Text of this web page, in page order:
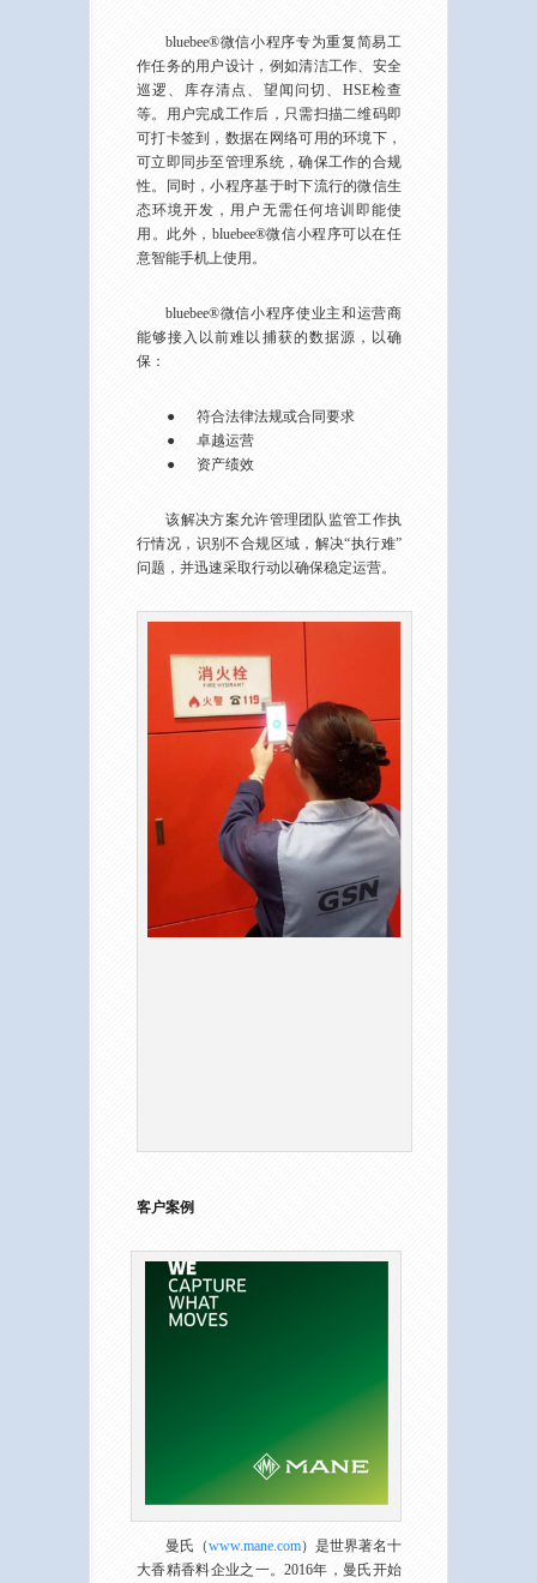
bluebee®微信小程序专为重复简易工
作任务的用户设计，例如清洁工作、安全
巡逻、库存清点、望闻问切、HSE检查
等。用户完成工作后，只需扫描二维码即
可打卡签到，数据在网络可用的环境下，
可立即同步至管理系统，确保工作的合规
性。同时，小程序基于时下流行的微信生
态环境开发，用户无需任何培训即能使
用。此外，bluebee®微信小程序可以在任
意智能手机上使用。
bluebee®微信小程序使业主和运营商
能够接入以前难以捕获的数据源，以确
保：
●
符合法律法规或合同要求
●
卓越运营
●
资产绩效
该解决方案允许管理团队监管工作执
行情况，识别不合规区域，解决“执行难”
问题，并迅速采取行动以确保稳定运营。
客户案例
曼氏（www.mane.com）是世界著名十
大香精香料企业之一。2016年，曼氏开始